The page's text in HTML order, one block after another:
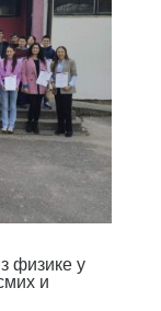
физике у
и